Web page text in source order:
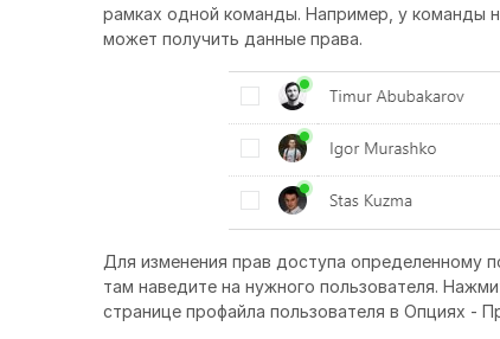
рамках одной команды. Например, у команды
может получить данные права.
Для изменения прав доступа определенному
там наведите на нужного пользователя.
странице профайла пользователя в Опциях -